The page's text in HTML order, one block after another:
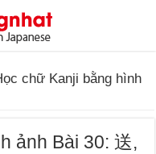
chữ Kanji bằng hình
ảnh Bài 30: 送,